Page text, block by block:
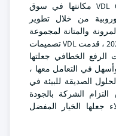
عززت VDL Containersystemen BV مكانتها في سوق
من خلال تطوير
والمتانة لمجموعة
واسعة من التطبيقات. في عام 2024 ، قدمت VDL تصميمات
الرفع الخطافي جعلتها
في التعامل معها ،
الصديقة للبيئة في
التزام الشركة بالجودة
جعلها الخيار المفضل